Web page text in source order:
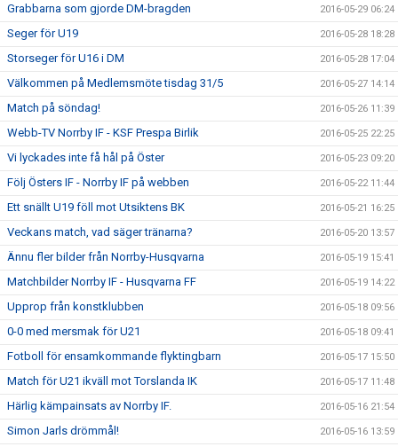
Grabbarna som gjorde DM-bragden 2016-05-29 06:24
Seger för U19 2016-05-28 18:28
Storseger för U16 i DM 2016-05-28 17:04
Välkommen på Medlemsmöte tisdag 31/5 2016-05-27 14:14
Match på söndag! 2016-05-26 11:39
Webb-TV Norrby IF - KSF Prespa Birlik 2016-05-25 22:25
Vi lyckades inte få hål på Öster 2016-05-23 09:20
Följ Östers IF - Norrby IF på webben 2016-05-22 11:44
Ett snällt U19 föll mot Utsiktens BK 2016-05-21 16:25
Veckans match, vad säger tränarna? 2016-05-20 13:57
Ännu fler bilder från Norrby-Husqvarna 2016-05-19 15:41
Matchbilder Norrby IF - Husqvarna FF 2016-05-19 14:22
Upprop från konstklubben 2016-05-18 09:56
0-0 med mersmak för U21 2016-05-18 09:41
Fotboll för ensamkommande flyktingbarn 2016-05-17 15:50
Match för U21 ikväll mot Torslanda IK 2016-05-17 11:48
Härlig kämpainsats av Norrby IF. 2016-05-16 21:54
Simon Jarls drömmål! 2016-05-16 13:59